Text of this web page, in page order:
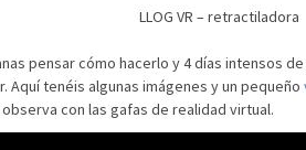
LLOG VR – retractiladora
pensar cómo hacerlo y 4 días intensos
Aquí tenéis algunas imágenes y un pequeño
con las gafas de realidad virtual.